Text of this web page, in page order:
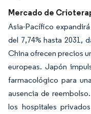
Mercado de
Asia-Pacífico
del 7,74% hasta 2031,
China ofrecen precios
europeas. Japón
farmacológico para
ausencia de
los hospitales